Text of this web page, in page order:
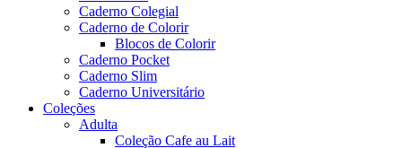
Caderno Colegial
Caderno de Colorir
Blocos de Colorir
Caderno Pocket
Caderno Slim
Caderno Universitário
Coleções
Adulta
Coleção Cafe au Lait